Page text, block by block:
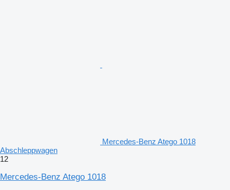
Mercedes-Benz Atego 1018
Abschleppwagen
12
Mercedes-Benz Atego 1018